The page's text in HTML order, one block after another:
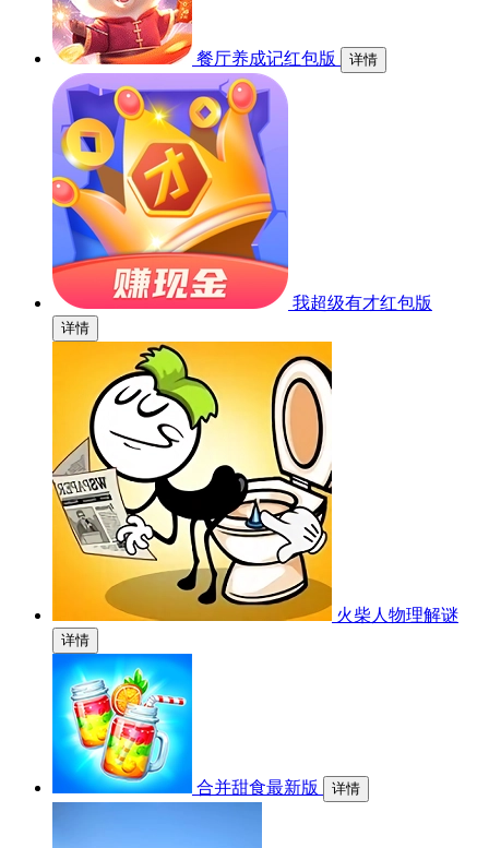
餐厅养成记红包版 详情
我超级有才红包版
详情
火柴人物理解谜
详情
合并甜食最新版 详情